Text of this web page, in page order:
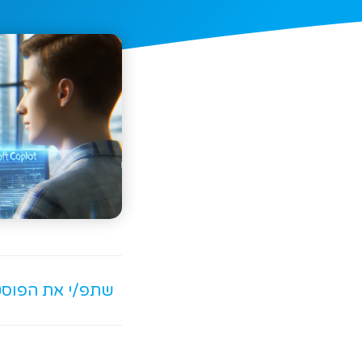
שתפ/י את